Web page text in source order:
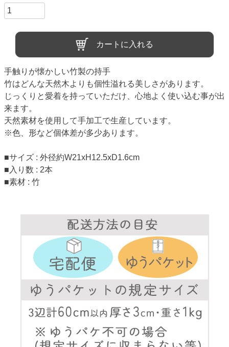
カートに入れる
手触りが懐かしい竹製の持手
竹はどんな天然木よりも個性溢れる美しさがあります。
じっくりと愛着を持っていただけ、心地よく使い込む事が出
来ます。
天然素材を使用して手加工で生産しています。
※色、形など個体差が多少あります。
■サイズ : 外径約W21xH12.5xD1.6cm
■入り数 : 2本
■素材 : 竹